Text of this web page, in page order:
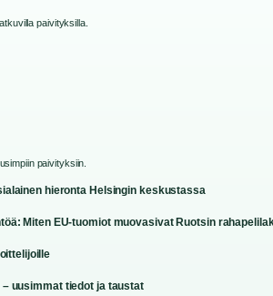
paivityksilla.
paivityksiin.
hieronta Helsingin keskustassa
Miten EU-tuomiot muovasivat Ruotsin
uusimmat tiedot ja taustat